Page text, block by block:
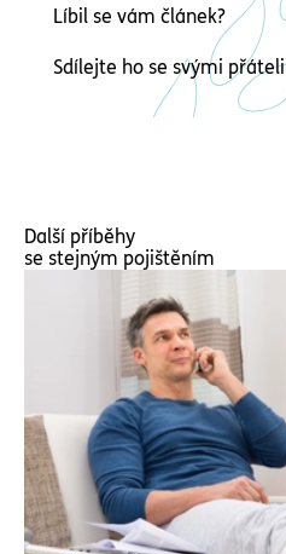
Líbil se vám článek?
Sdílejte ho se svými přáteli
Další příběhy
se stejným pojištěním